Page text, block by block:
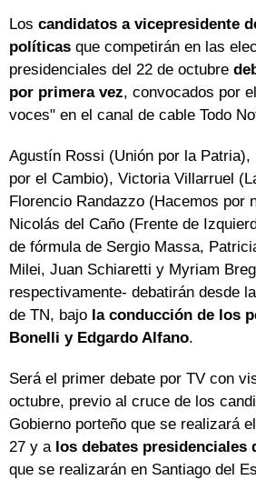
Los candidatos a vicepresidente
políticas que competirán en las
presidenciales del 22 de octubre
por primera vez, convocados por
voces" en el canal de cable Todo
Agustín Rossi (Unión por la Patria),
por el Cambio), Victoria Villarruel
Florencio Randazzo (Hacemos por
Nicolás del Caño (Frente de
de fórmula de Sergio Massa,
Milei, Juan Schiaretti y Myriam
respectivamente- debatirán desde
de TN, bajo la conducción de los
Bonelli y Edgardo Alfano.
Será el primer debate por TV con
octubre, previo al cruce de los
Gobierno porteño que se realizará
27 y alos debates presidenciales
que se realizarán en Santiago del